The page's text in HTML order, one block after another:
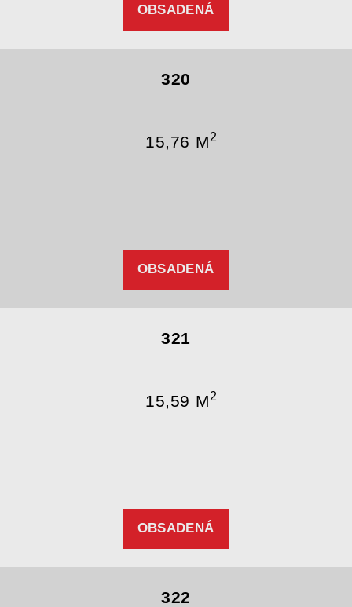
OBSADENÁ
320
15,76 M2
OBSADENÁ
321
15,59 M2
OBSADENÁ
322